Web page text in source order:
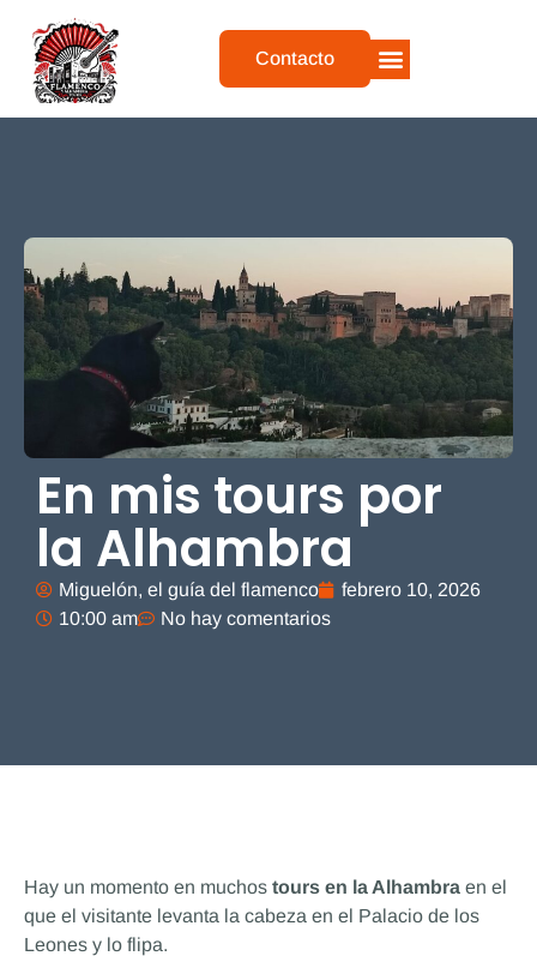
Contacto
En mis tours por
la Alhambra
Miguelón, el guía del flamenco
febrero 10, 2026
10:00 am
No hay comentarios
Hay un momento en muchos tours en la Alhambra en el
que el visitante levanta la cabeza en el Palacio de los
Leones y lo flipa.